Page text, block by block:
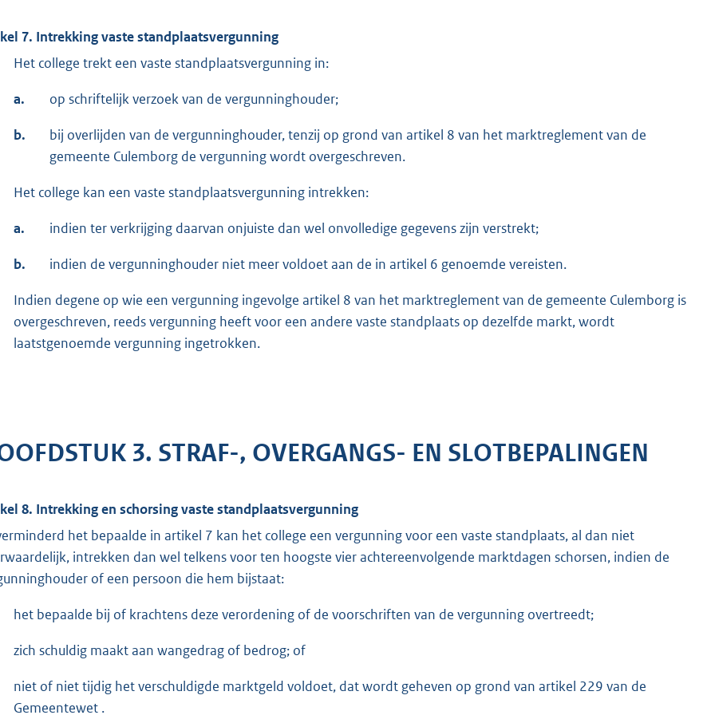
7. Intrekking vaste standplaatsvergunning
Het college trekt een vaste standplaatsvergunning in:
a. op schriftelijk verzoek van de vergunninghouder;
b.
bij overlijden van de vergunninghouder, tenzij op grond van artikel 8 van het marktreglement van de
gemeente Culemborg de vergunning wordt overgeschreven.
Het college kan een vaste standplaatsvergunning intrekken:
a. indien ter verkrijging daarvan onjuiste dan wel onvolledige gegevens zijn verstrekt;
b. indien de vergunninghouder niet meer voldoet aan de in artikel 6 genoemde vereisten.
Indien degene op wie een vergunning ingevolge artikel 8 van het marktreglement van de gemeente Culemborg is
overgeschreven, reeds vergunning heeft voor een andere vaste standplaats op dezelfde markt, wordt
laatstgenoemde vergunning ingetrokken.
3. STRAF-, OVERGANGS- EN SLOTBEPALINGEN
8. Intrekking en schorsing vaste standplaatsvergunning
het bepaalde in artikel 7 kan het college een vergunning voor een vaste standplaats, al dan niet
intrekken dan wel telkens voor ten hoogste vier achtereenvolgende marktdagen schorsen, indien de
of een persoon die hem bijstaat:
het bepaalde bij of krachtens deze verordening of de voorschriften van de vergunning overtreedt;
zich schuldig maakt aan wangedrag of bedrog; of
niet of niet tijdig het verschuldigde marktgeld voldoet, dat wordt geheven op grond van artikel 229 van de
Gemeentewet .